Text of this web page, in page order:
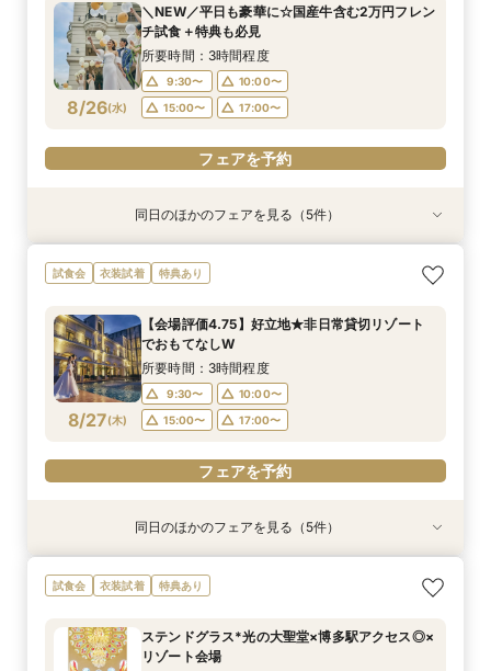
8/24(月)
10:00〜 17:00〜
フェアを予約
8/24(月)
10:00〜
15:00〜
17:00〜
フェアを予約
8/24(月)
9:30〜
10:00〜
15:00〜
17:00〜
フェアを予約
8/24(月)
9:30〜
10:00〜
15:00〜
17:00〜
フェアを予約
8/24(月)
9:30〜
10:00〜
15:00〜
17:00〜
フェアを予約
8/26(水)
＼NEW／平日も豪華に☆国産牛含む2万円フレン
チ試食＋特典も必見
所要時間：3時間程度
9:30〜
10:00〜
15:00〜
17:00〜
フェアを予約
特典あり
8/26(水)
【自宅で式場見学★】在宅&スマホでOK！オン
ライン相談会♪
10:00〜
フェアを予約
特典あり
8/26(水)
【迷っている方も大歓迎】最短90分×見積もり相
談×次回試食付
10:00〜
17:00〜
フェアを予約
衣装試着 特典あり
8/26(水)
＼前々日〜当日予約◎／フレンチ試食＆直前予約
限定前撮り特典付
9:30〜
15:00〜
17:00〜
フェアを予約
特典あり
8/26(水)
【フォト婚】貸切邸宅で残す大切な一日！期間限
定特典付相談会
9:30〜
15:00〜
17:00〜
フェアを予約
衣装試着 特典あり
8/26(水)
今月限定【130万優待★ドレス試着】光の大聖堂
×特製スイーツ
9:30〜
15:00〜
17:00〜
フェアを予約
同日のほかのフェアを見る（5件）
試食会 衣装試着 特典あり
8/27(木)
【会場評価4.75】好立地★非日常貸切リゾート
でおもてなしW
所要時間：3時間程度
9:30〜
10:00〜
15:00〜
17:00〜
フェアを予約
特典あり
【自宅で式場見学★】在宅&スマホでOK！オン
ライン相談会♪
10:00〜
特典あり
【迷っている方も大歓迎】最短90分×見積もり相
談×次回試食付
10:00〜
衣装試着 特典あり
＼前々日〜当日予約◎／フレンチ試食＆直前予約
限定前撮り特典付
9:30〜
特典あり
【フォト婚】貸切邸宅で残す大切な一日！期間限
定特典付相談会
9:30〜
衣装試着 特典あり
今月限定【130万優待★ドレス試着】光の大聖堂
×特製スイーツ
9:30〜
同日のほかのフェアを見る（5件）
試食会 衣装試着 特典あり
ステンドグラス*光の大聖堂×博多駅アクセス◎×
リゾート会場